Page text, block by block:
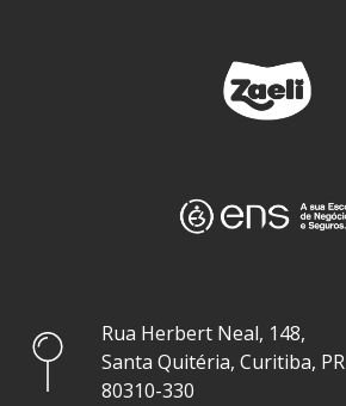
Rua Herbert Neal, 148,
Santa Quitéria, Curitiba, PR
80310-330